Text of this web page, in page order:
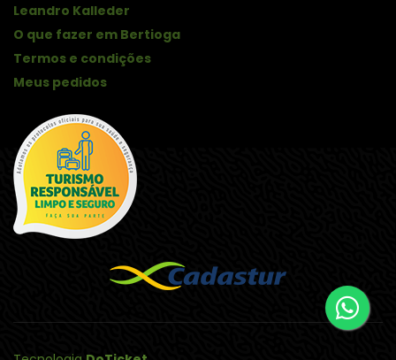
Leandro Kalleder
O que fazer em Bertioga
Termos e condições
Meus pedidos